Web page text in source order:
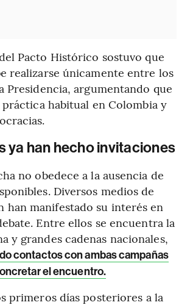
Pacto Histórico sostuvo que
realizarse únicamente entre los
Presidencia, argumentando que
práctica habitual en Colombia y
ya han hecho invitaciones
no obedece a la ausencia de
Diversos medios de
han manifestado su interés en
Entre ellos se encuentra la
y grandes cadenas nacionales,
contactos con ambas campañas
el encuentro.
primeros días posteriores a la